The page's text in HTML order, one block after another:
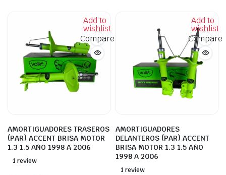
Add to
wishlist
Compare
AMORTIGUADORES TRASEROS
(PAR) ACCENT BRISA MOTOR
1.3 1.5 AÑO 1998 A 2006
1 review
Add to
wishlist
Compare
AMORTIGUADORES
DELANTEROS (PAR) ACCENT
BRISA MOTOR 1.3 1.5 AÑO
1998 A 2006
1 review